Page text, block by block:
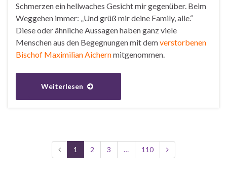
Schmerzen ein hellwaches Gesicht mir gegenüber. Beim
Weggehen immer: „Und grüß mir deine Family, alle.“
Diese oder ähnliche Aussagen haben ganz viele
Menschen aus den Begegnungen mit demverstorbenen
Bischof Maximilian Aichernmitgenommen.
Weiterlesen
1 2 3 … 110